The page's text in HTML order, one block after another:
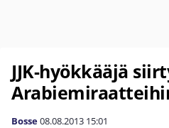
JJK-hyökkääjä
Bosse08.08.2013 15:01